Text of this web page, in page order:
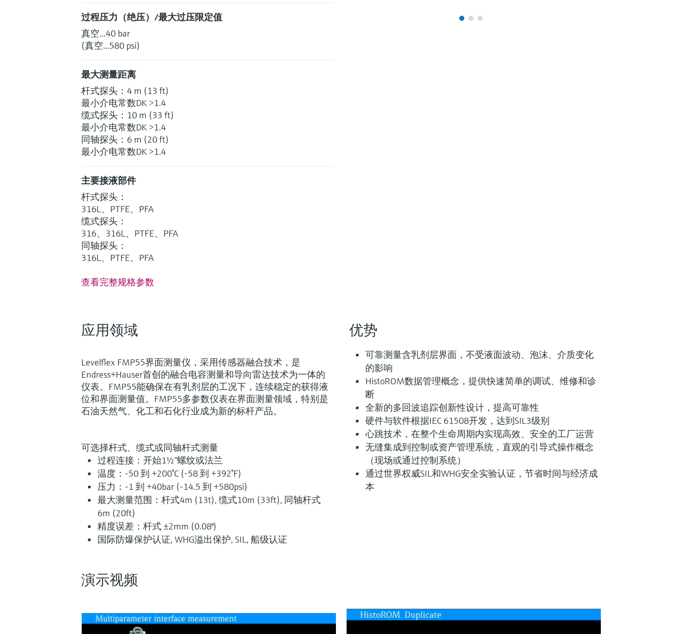
过程压力（绝压）/最大过压限定值
真空...40 bar
(真空...580 psi)
最大测量距离
杆式探头：4 m (13 ft)
最小介电常数DK >1.4
缆式探头：10 m (33 ft)
最小介电常数DK >1.4
同轴探头：6 m (20 ft)
最小介电常数DK >1.4
主要接液部件
杆式探头：
316L、PTFE、PFA
缆式探头：
316、316L、PTFE、PFA
同轴探头：
316L、PTFE、PFA
查看完整规格参数
应用领域
Levelflex FMP55界面测量仪，采用传感器融合技术，是
Endress+Hauser首创的融合电容测量和导向雷达技术为一体的
仪表。FMP55能确保在有乳剂层的工况下，连续稳定的获得液
位和界面测量值。FMP55多参数仪表在界面测量领域，特别是
石油天然气、化工和石化行业成为新的标杆产品。
可选择杆式、缆式或同轴杆式测量
过程连接：开始1½“螺纹或法兰
温度：-50 到 +200°C (-58 到 +392°F)
压力：-1 到 +40bar (-14.5 到 +580psi)
最大测量范围：杆式4m (13t), 缆式10m (33ft), 同轴杆式
6m (20ft)
精度误差：杆式 ±2mm (0.08")
国际防爆保护认证, WHG溢出保护, SIL, 船级认证
优势
可靠测量含乳剂层界面，不受液面波动、泡沫、介质变化
的影响
HistoROM数据管理概念，提供快速简单的调试、维修和诊
断
全新的多回波追踪创新性设计，提高可靠性
硬件与软件根据IEC 61508开发，达到SIL3级别
心跳技术，在整个生命周期内实现高效、安全的工厂运营
无缝集成到控制或资产管理系统，直观的引导式操作概念
（现场或通过控制系统）
通过世界权威SIL和WHG安全实验认证，节省时间与经济成
本
演示视频